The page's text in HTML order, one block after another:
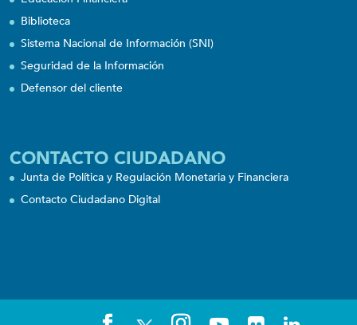
Biblioteca
Sistema Nacional de Información (SNI)
Seguridad de la Información
Defensor del cliente
CONTACTO CIUDADANO
Junta de Política y Regulación Monetaria y Financiera
Contacto Ciudadano Digital